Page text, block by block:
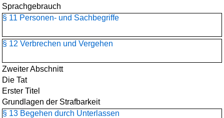
Sprachgebrauch
§ 11 Personen- und Sachbegriffe
§ 12 Verbrechen und Vergehen
Zweiter Abschnitt
Die Tat
Erster Titel
Grundlagen der Strafbarkeit
§ 13 Begehen durch Unterlassen